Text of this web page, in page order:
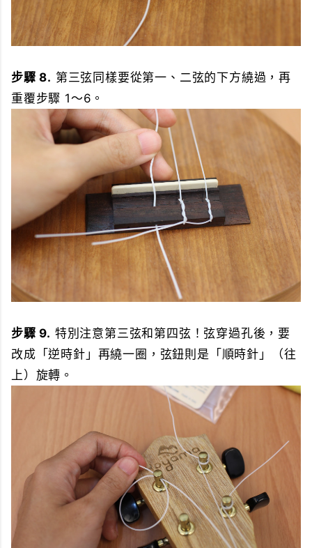
步驟 8. 第三弦同樣要從第一、二弦的下方繞過，再
重覆步驟 1～6。
步驟 9. 特別注意第三弦和第四弦！弦穿過孔後，要
改成「逆時針」再繞一圈，弦鈕則是「順時針」（往
上）旋轉。